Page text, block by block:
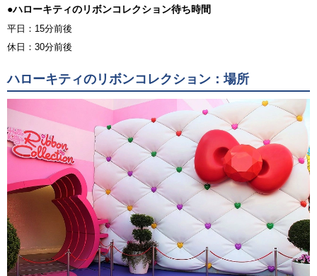
●ハローキティのリボンコレクション待ち時間
平日：15分前後
休日：30分前後
ハローキティのリボンコレクション：場所